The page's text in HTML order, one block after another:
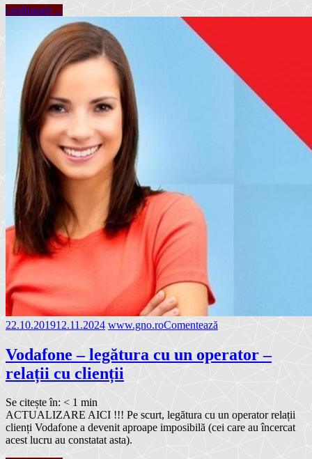
continuare ...
22.10.201912.11.2024 www.gno.roComentează
Vodafone – legătura cu un operator –
relații cu clienții
Se citește în: < 1 min
ACTUALIZARE AICI !!! Pe scurt, legătura cu un operator relații
clienți Vodafone a devenit aproape imposibilă (cei care au încercat
acest lucru au constatat asta).